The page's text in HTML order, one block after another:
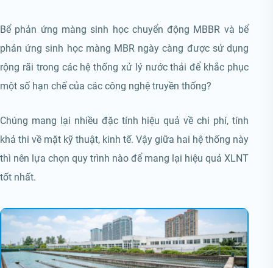
Bể phản ứng màng sinh học chuyển động MBBR và bể
phản ứng sinh học màng MBR ngày càng được sử dụng
rộng rãi trong các hệ thống xử lý nước thải để khắc phục
một số hạn chế của các công nghệ truyền thống?
Chúng mang lại nhiều đặc tính hiệu quả về chi phí, tính
khả thi về mặt kỹ thuật, kinh tế. Vậy giữa hai hệ thống này
thì nên lựa chọn quy trình nào để mang lại hiệu quả XLNT
tốt nhất.